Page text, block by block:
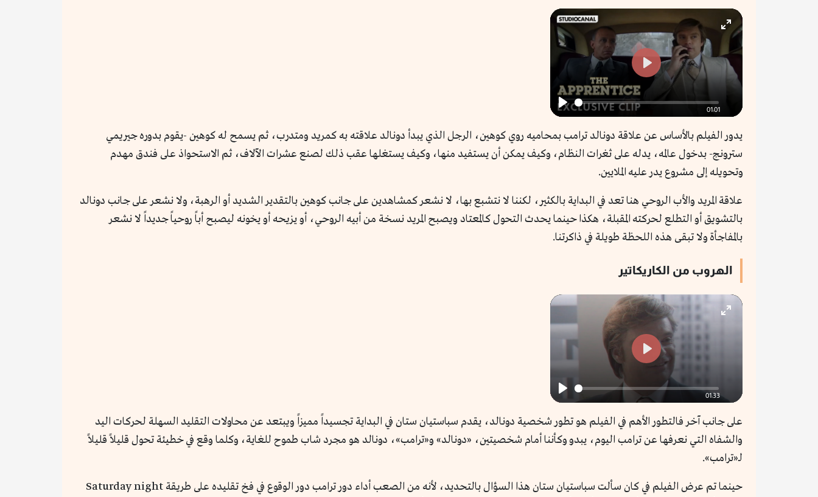
Play
01:01
Enter
fullscreen
Play
يدور الفيلم بالأساس عن علاقة دونالد ترامب بمحاميه روي كوهين، الرجل الذي يبدأ دونالد علاقته به كمريد ومتدرب، ثم يسمح له كوهين -يقوم بدوره جيريمي
سترونج- بدخول عالمه، يدله على ثغرات النظام، وكيف يمكن أن يستفيد منها، وكيف يستغلها عقب ذلك لصنع عشرات الآلاف، ثم الاستحواذ على فندق مهدم
وتحويله إلى مشروع يدر عليه الملايين.
علاقة المريد والأب الروحي هنا تعد في البداية بالكثير، لكننا لا نتشبع بها، لا نشعر كمشاهدين على جانب كوهين بالتقدير الشديد أو الرهبة، ولا نشعر على جانب دونالد
بالتشويق أو التطلع لحركته المقبلة، هكذا حينما يحدث التحول كالمعتاد ويصبح المريد نسخة من أبيه الروحي، أو يزيحه أو يخونه ليصبح أباً روحياً جديداً لا نشعر
بالمفاجأة ولا تبقى هذه اللحظة طويلة في ذاكرتنا.
الهروب من الكاريكاتير
Play
01:33
Play
على جانب آخر فالتطور الأهم في الفيلم هو تطور شخصية دونالد، يقدم سباستيان ستان في البداية تجسيداً مميزاً ويبتعد عن محاولات التقليد السهلة لحركات اليد
والشفاه التي نعرفها عن ترامب اليوم، يبدو وكأننا أمام شخصيتين، «دونالد» و«ترامب»، دونالد هو مجرد شاب طموح للغاية، وكلما وقع في خطيئة تحول قليلاً قليلاً
لـ«ترامب».
حينما تم عرض الفيلم في كان سألت سباستيان ستان هذا السؤال بالتحديد، لأنه من الصعب أداء دور ترامب دور الوقوع في فخ تقليده على طريقة Saturday night